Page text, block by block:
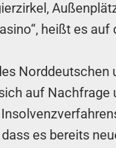
heißt es auf
Norddeutschen
auf Nachfrage
es bereits